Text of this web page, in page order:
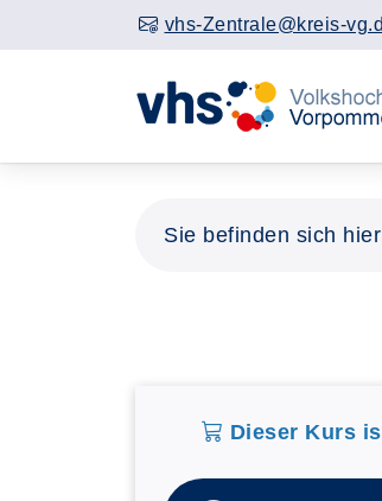
vhs-Zentrale@kreis-
Sie befinden sich
Dieser Kurs